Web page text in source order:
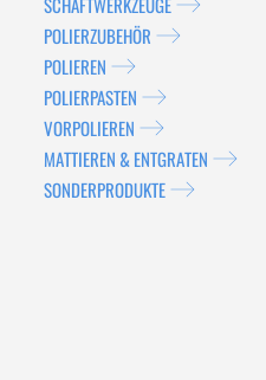
POLIERZUBEHÖR
POLIEREN
POLIERPASTEN
VORPOLIEREN
MATTIEREN & ENTGRATEN
SONDERPRODUKTE